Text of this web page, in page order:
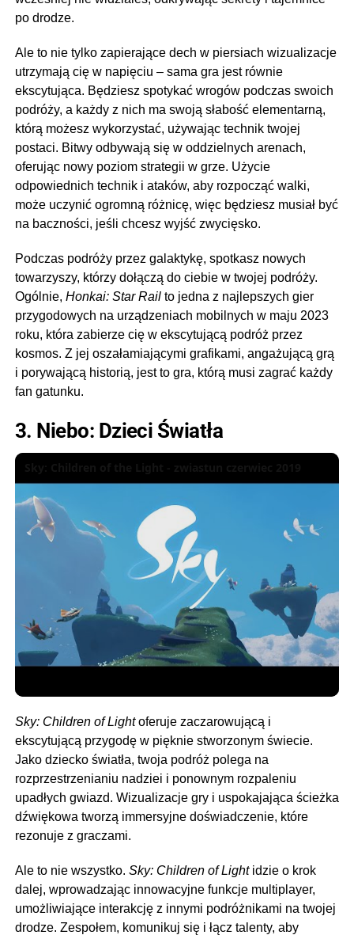
po drodze.
Ale to nie tylko zapierające dech w piersiach wizualizacje
utrzymają cię w napięciu – sama gra jest równie
ekscytująca. Będziesz spotykać wrogów podczas swoich
podróży, a każdy z nich ma swoją słabość elementarną,
którą możesz wykorzystać, używając technik twojej
postaci. Bitwy odbywają się w oddzielnych arenach,
oferując nowy poziom strategii w grze. Użycie
odpowiednich technik i ataków, aby rozpocząć walki,
może uczynić ogromną różnicę, więc będziesz musiał być
na baczności, jeśli chcesz wyjść zwycięsko.
Podczas podróży przez galaktykę, spotkasz nowych
towarzyszy, którzy dołączą do ciebie w twojej podróży.
Ogólnie, Honkai: Star Railto jedna z najlepszych gier
przygodowych na urządzeniach mobilnych w maju 2023
roku, która zabierze cię w ekscytującą podróż przez
kosmos. Z jej oszałamiającymi grafikami, angażującą grą
i porywającą historią, jest to gra, którą musi zagrać każdy
fan gatunku.
3. Niebo: Dzieci Światła
Sky: Children of Lightoferuje zaczarowującą i
ekscytującą przygodę w pięknie stworzonym świecie.
Jako dziecko światła, twoja podróż polega na
rozprzestrzenianiu nadziei i ponownym rozpaleniu
upadłych gwiazd. Wizualizacje gry i uspokajająca ścieżka
dźwiękowa tworzą immersyjne doświadczenie, które
rezonuje z graczami.
Ale to nie wszystko. Sky: Children of Lightidzie o krok
dalej, wprowadzając innowacyjne funkcje multiplayer,
umożliwiające interakcję z innymi podróżnikami na twojej
drodze. Zespołem, komunikuj się i łącz talenty, aby